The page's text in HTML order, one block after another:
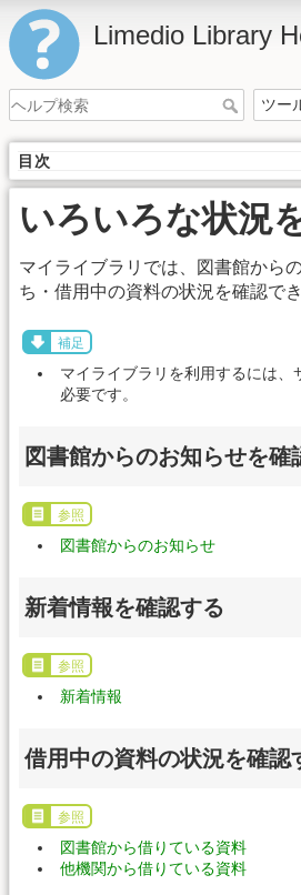
Limedio Library
目次
いろいろな状況
マイライブラリでは、図書館から
ち・借用中の資料の状況を確認でき
補足
マイライブラリを利用するには、
必要です。
図書館からのお知らせを確
参照
図書館からのお知らせ
新着情報を確認する
参照
新着情報
借用中の資料の状況を確認
参照
図書館から借りている資料
他機関から借りている資料